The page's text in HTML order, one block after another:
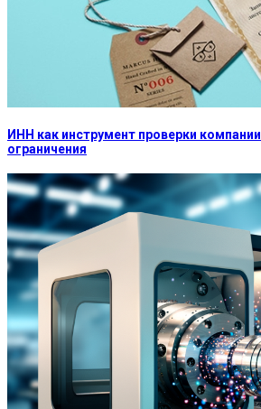
ИНН как инструмент проверки
ограничения